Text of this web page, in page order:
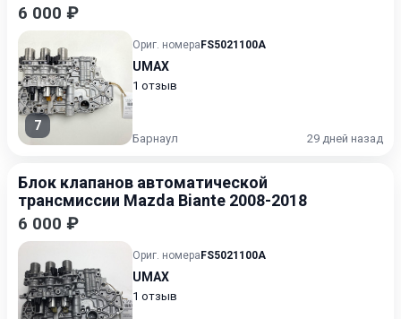
6 000 ₽
7
Ориг. номера FS5021100A
UMAX
1 отзыв
Барнаул 29 дней назад
Блок клапанов автоматической
трансмиссии Mazda Biante 2008-2018
6 000 ₽
Ориг. номера FS5021100A
UMAX
1 отзыв